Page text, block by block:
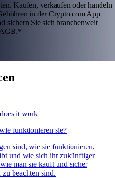
Kaufen, verkaufen oder handeln
in der Crypto.com App.
sichern Sie sich branchenweit
AGB.*
funktionieren sie?
sind, wie sie funktionieren,
und wie sich ihr zukünftiger
man sie kauft und sicher
beachten sind.